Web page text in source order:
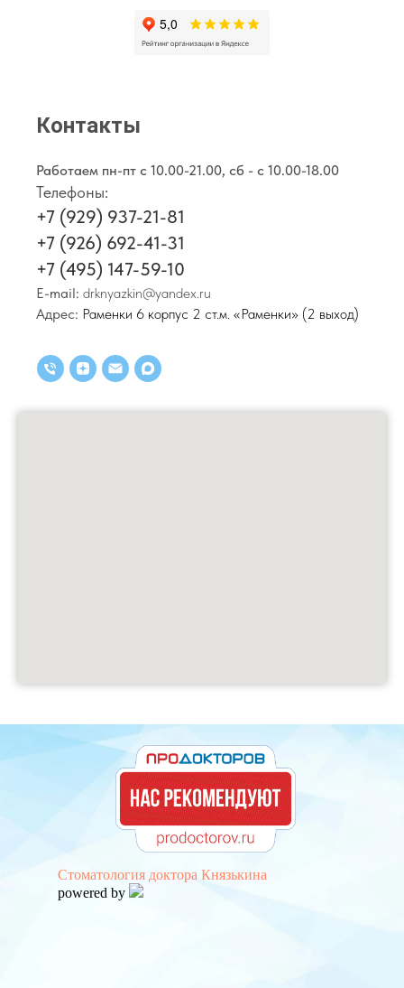
Контакты
Работаем пн-пт с 10.00-21.00, сб - с 10.00-18.00
Телефоны:
+7 (929) 937-21-81
+7 (926) 692-41-31
+7 (495) 147-59-10
E-mail: drknyazkin@yandex.ru
Адрес: Раменки 6 корпус 2 ст.м. «Раменки» (2 выход)
Стоматология доктора Князькина
powered by